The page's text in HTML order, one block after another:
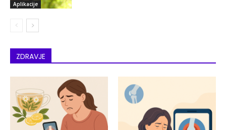
Aplikacije
ZDRAVJE